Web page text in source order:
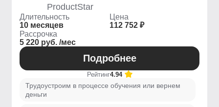
ProductStar
Длительность
10 месяцев
Цена
112 752 ₽
Рассрочка
5 220 руб. /мес
Подробнее
Рейтинг4.94
Трудоустроим в процессе обучения или вернем
деньги